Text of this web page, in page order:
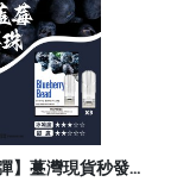
【Sp2s 煙彈】薹灣現貨秒發貨（三顆裝） | 兼容Relx、sp2s、Candy等一代主機